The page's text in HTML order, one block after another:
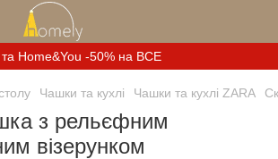
та Home&You -50% на ВСЕ
Чашки та кухлі Чашки та кухлі ZARA
з рельєфним
візерунком